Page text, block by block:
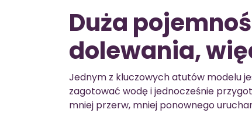
Duża
dolewania,
Jednym z kluczowych atutów modelu
zagotować wodę i jednocześnie
mniej przerw, mniej ponownego